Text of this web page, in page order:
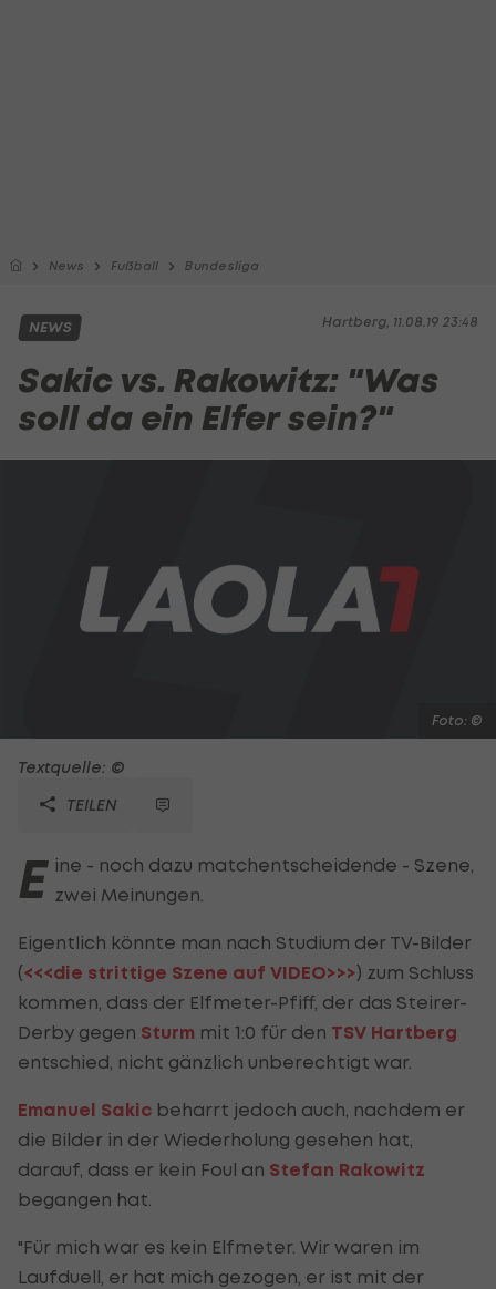
News Fußball Bundesliga
Hartberg, 11.08.19 23:48
NEWS
Sakic vs. Rakowitz: "Was
soll da ein Elfer sein?"
Foto: ©
Textquelle: ©
TEILEN
E ine - noch dazu matchentscheidende - Szene,
zwei Meinungen.
Eigentlich könnte man nach Studium der TV-Bilder
(<<<die strittige Szene auf VIDEO>>>) zum Schluss
kommen, dass der Elfmeter-Pfiff, der das Steirer-
Derby gegen Sturm mit 1:0 für den TSV Hartberg
entschied, nicht gänzlich unberechtigt war.
Emanuel Sakic beharrt jedoch auch, nachdem er
die Bilder in der Wiederholung gesehen hat,
darauf, dass er kein Foul an Stefan Rakowitz
begangen hat.
"Für mich war es kein Elfmeter. Wir waren im
Laufduell, er hat mich gezogen, er ist mit der